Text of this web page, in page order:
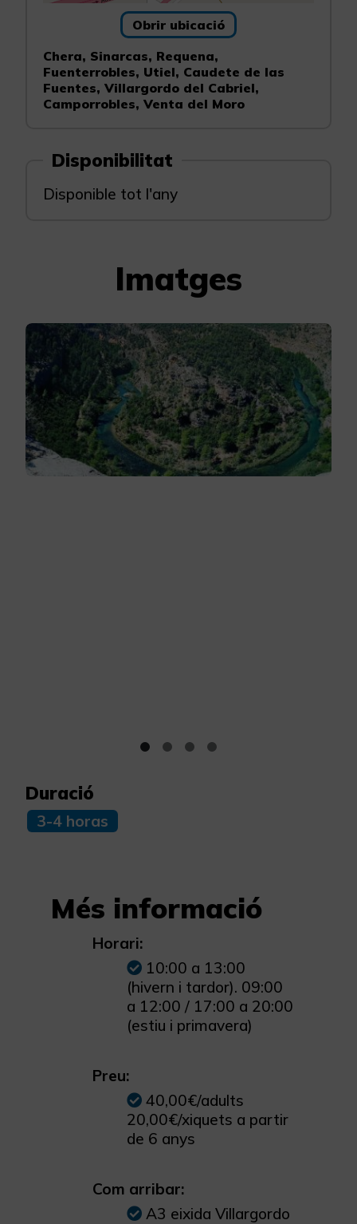
Obrir ubicació
Chera, Sinarcas, Requena,
Fuenterrobles, Utiel, Caudete de las
Fuentes, Villargordo del Cabriel,
Camporrobles, Venta del Moro
Disponibilitat
Disponible tot l'any
Imatges
Duració
3-4 horas
Més informació
Horari:
10:00 a 13:00
(hivern i tardor). 09:00
a 12:00 / 17:00 a 20:00
(estiu i primavera)
Preu:
40,00€/adults
20,00€/xiquets a partir
de 6 anys
Com arribar:
A3 eixida Villargordo